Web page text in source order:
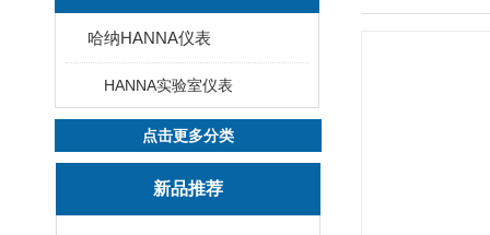
哈纳HANNA仪表
HANNA实验室仪表
点击更多分类
新品推荐